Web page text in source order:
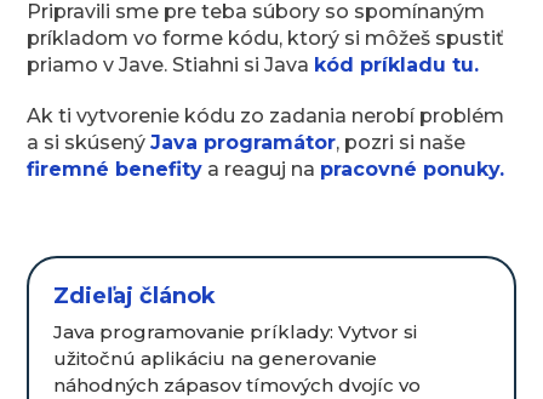
Pripravili sme pre teba súbory so spomínaným
príkladom vo forme kódu, ktorý si môžeš spustiť
priamo v Jave. Stiahni si Java kód príkladu tu.
Ak ti vytvorenie kódu zo zadania nerobí problém
a si skúsenýJava programátor, pozri si naše
firemné benefity a reaguj na pracovné ponuky.
Zdieľaj článok
Java programovanie príklady: Vytvor si
užitočnú aplikáciu na generovanie
náhodných zápasov tímových dvojíc vo